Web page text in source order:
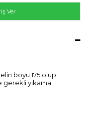
Ver
boyu 175 olup
gerekli yıkama